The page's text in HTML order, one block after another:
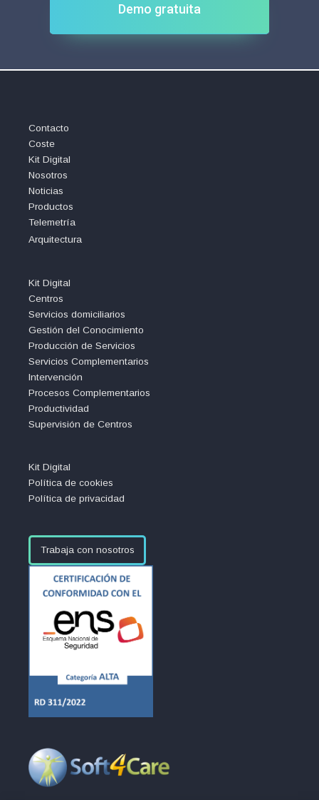
Demo gratuita
Contacto
Coste
Kit Digital
Nosotros
Noticias
Productos
Telemetría
Arquitectura
Kit Digital
Centros
Servicios domiciliarios
Gestión del Conocimiento
Producción de Servicios
Servicios Complementarios
Intervención
Procesos Complementarios
Productividad
Supervisión de Centros
Kit Digital
Política de cookies
Política de privacidad
Trabaja con nosotros